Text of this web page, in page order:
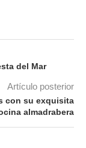
del Mar
Artículo posterior
con su exquisita
almadrabera